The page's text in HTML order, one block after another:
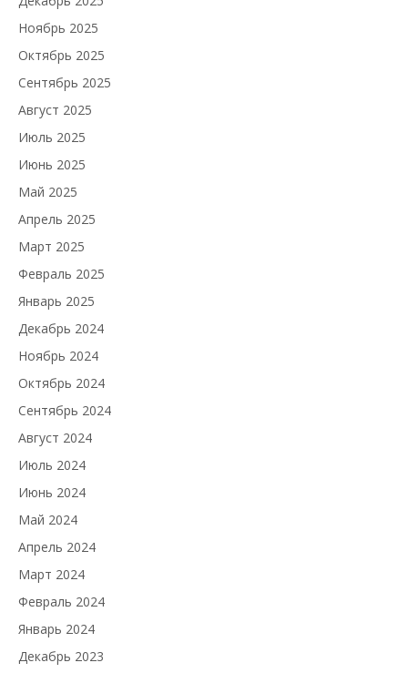
Ноябрь 2025
Октябрь 2025
Сентябрь 2025
Август 2025
Июль 2025
Июнь 2025
Май 2025
Апрель 2025
Март 2025
Февраль 2025
Январь 2025
Декабрь 2024
Ноябрь 2024
Октябрь 2024
Сентябрь 2024
Август 2024
Июль 2024
Июнь 2024
Май 2024
Апрель 2024
Март 2024
Февраль 2024
Январь 2024
Декабрь 2023